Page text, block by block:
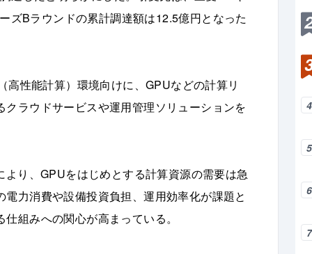
ズBラウンドの累計調達額は12.5億円となった
性能計算）環境向けに、GPUなどの計算リ
ラウドサービスや運用管理ソリューションを
り、GPUをはじめとする計算資源の需要は急
力消費や設備投資負担、運用効率化が課題と
組みへの関心が高まっている。
4
5
6
7